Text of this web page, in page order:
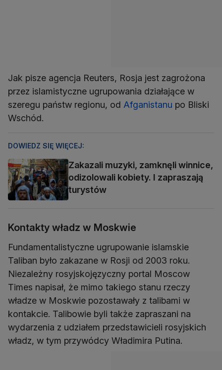
Jak pisze agencja Reuters, Rosja jest zagrożona
przez islamistyczne ugrupowania działające w
szeregu państw regionu, od Afganistanu po Bliski
Wschód.
DOWIEDZ SIĘ WIĘCEJ:
Zakazali muzyki, zamknęli winnice,
odizolowali kobiety. I zapraszają
turystów
Kontakty władz w Moskwie
Fundamentalistyczne ugrupowanie islamskie
Taliban było zakazane w Rosji od 2003 roku.
Niezależny rosyjskojęzyczny portal Moscow
Times napisał, że mimo takiego stanu rzeczy
władze w Moskwie pozostawały z talibami w
kontakcie. Talibowie byli także zapraszani na
wydarzenia z udziałem przedstawicieli rosyjskich
władz, w tym przywódcy Władimira Putina.